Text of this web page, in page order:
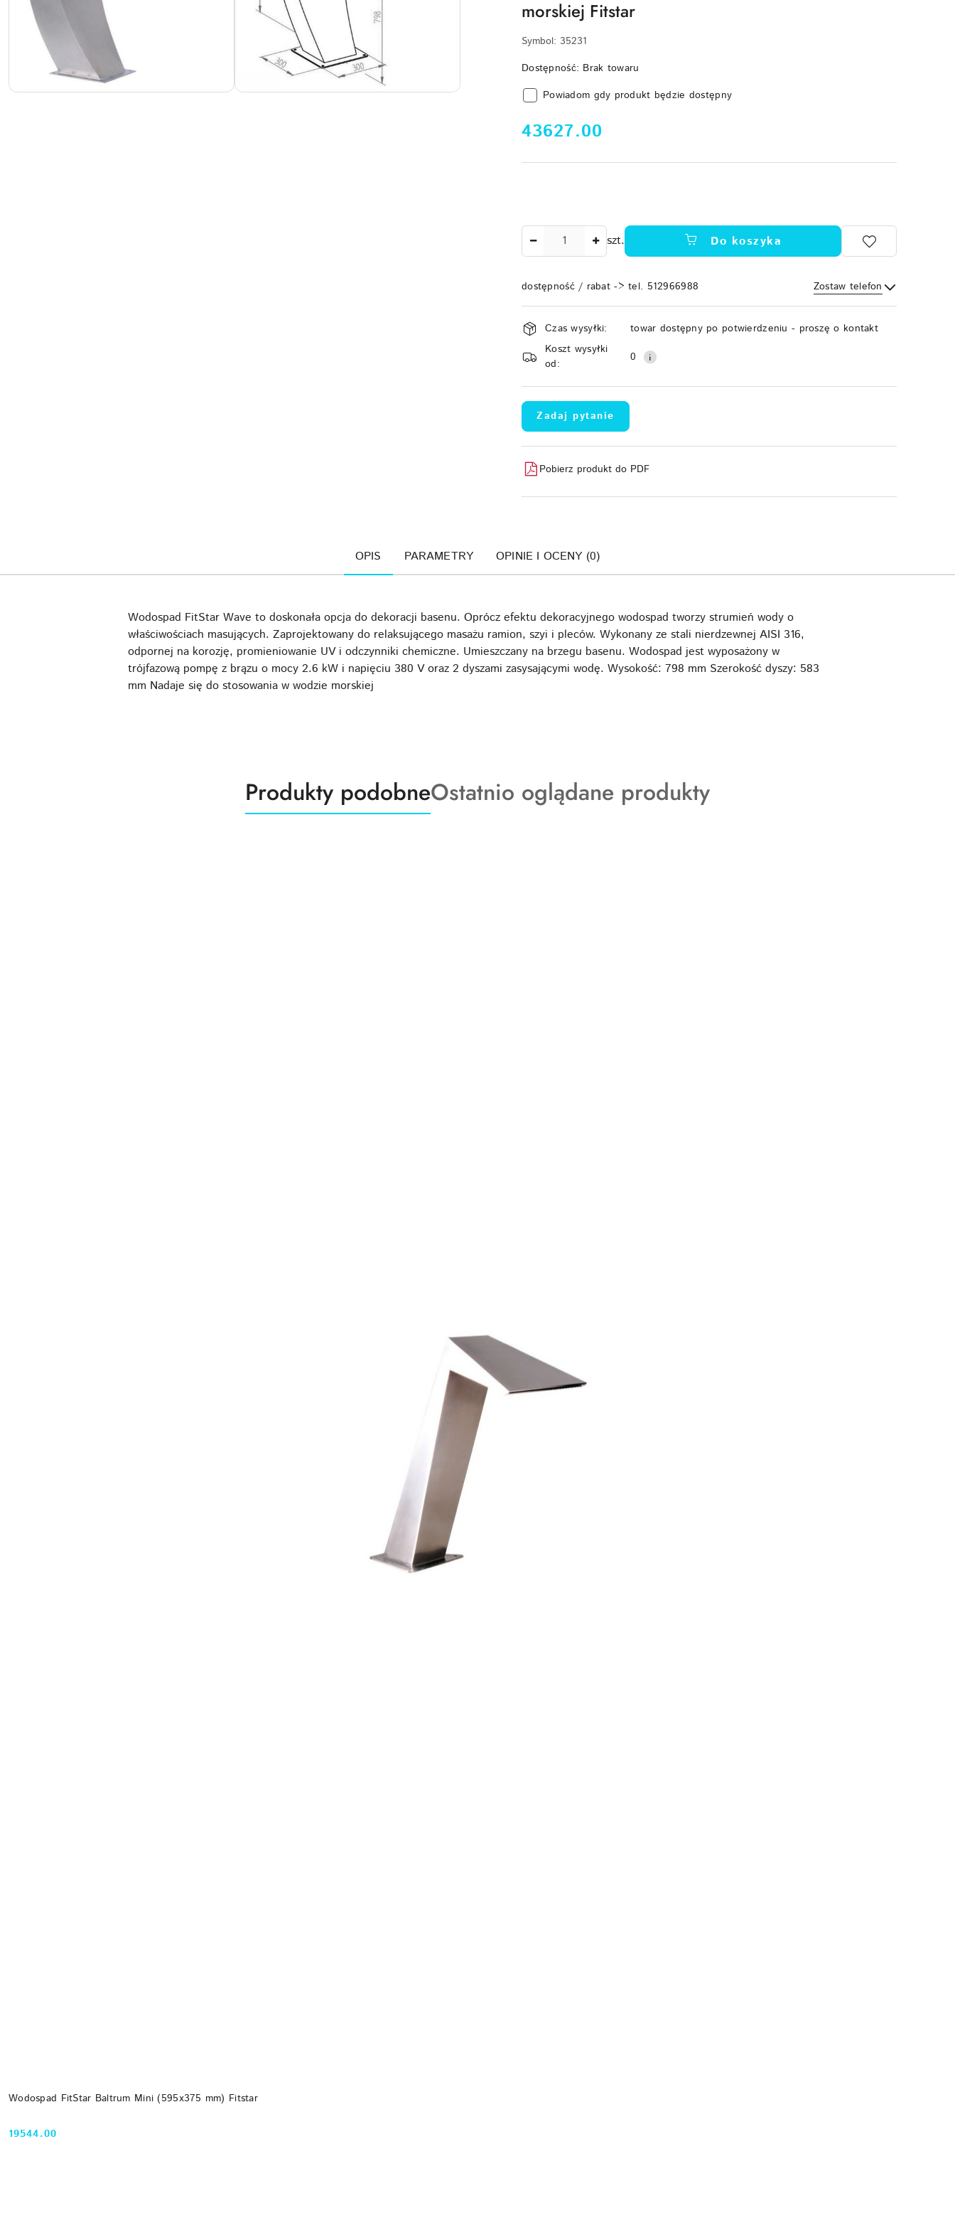
morskiej Fitstar
Symbol: 35231
Dostępność: Brak towaru
Powiadom gdy produkt będzie dostępny
cena:
43627.00
szt. Do koszyka
dostępność / rabat -> tel. 512966988 Zostaw telefon
Wyślij
Dostępność
i
dostawa
Czas wysyłki:
towar dostępny po potwierdzeniu - proszę o kontakt
Koszt wysyłki
od:
0
Zadaj pytanie
Pobierz produkt do PDF
OPIS PARAMETRY OPINIE I OCENY (0)
Wodospad FitStar Wave to doskonała opcja do dekoracji basenu. Oprócz efektu dekoracyjnego wodospad tworzy strumień wody o
właściwościach masujących. Zaprojektowany do relaksującego masażu ramion, szyi i pleców. Wykonany ze stali nierdzewnej AISI 316,
odpornej na korozję, promieniowanie UV i odczynniki chemiczne. Umieszczany na brzegu basenu. Wodospad jest wyposażony w
trójfazową pompę z brązu o mocy 2.6 kW i napięciu 380 V oraz 2 dyszami zasysającymi wodę. Wysokość: 798 mm Szerokość dyszy: 583
mm Nadaje się do stosowania w wodzie morskiej
Produkty
o
Produkty podobneProdukty
o
Ostatnio oglądane produkty
Wodospad FitStar Baltrum Mini (595x375 mm) Fitstar
Cena:
19544.00